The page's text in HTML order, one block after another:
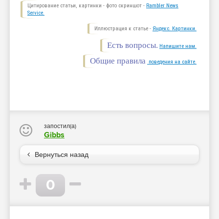
Цитирование статьи, картинки - фото скриншот - Rambler News
Service.
Иллюстрация к статье - Яндекс. Картинки.
Есть вопросы. Напишите нам.
Общие правила поведения на сайте.
запостил(а)
Gibbs
Вернуться назад
0